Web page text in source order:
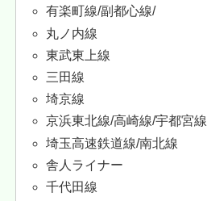
有楽町線/副都心線/
丸ノ内線
東武東上線
三田線
埼京線
京浜東北線/高崎線/宇都宮線
埼玉高速鉄道線/南北線
舎人ライナー
千代田線